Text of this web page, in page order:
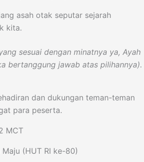
asah otak seputar sejarah
kita.
sesuai dengan minatnya ya, Ayah
bertanggung jawab atas pilihannya).
dan dukungan teman-teman
para peserta.
MCT
(HUT RI ke-80)